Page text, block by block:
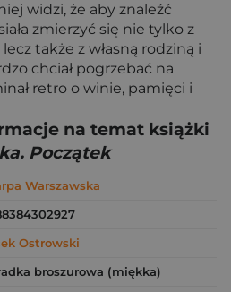
widzi, że aby znaleźć
zmierzyć się nie tylko z
także z własną rodziną i
chciał pogrzebać na
retro o winie, pamięci i
na temat książki
Początek
Warszawska
Ostrowski
broszurowa (miękka)